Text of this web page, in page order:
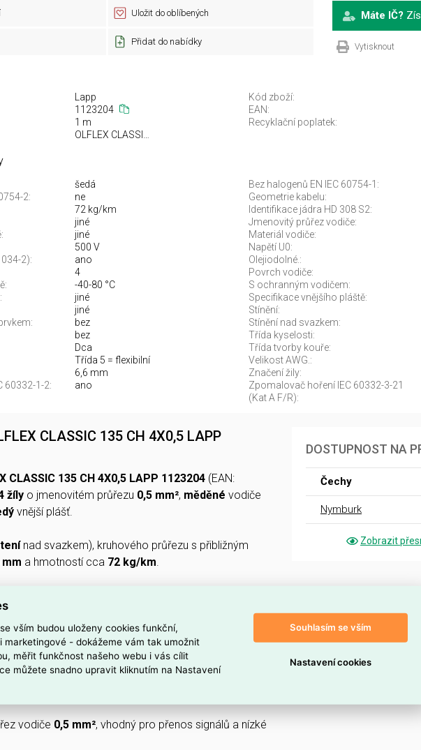
Uložit do oblíbených
Přidat do nabídky
Máte IČ?
Vytisknout
Lapp Kód zboží:
1123204 EAN:
1 m Recyklační poplatek:
šedá Bez halogenů EN IEC 60754-1:
2:
ne Geometrie kabelu:
72 kg/km Identifikace jádra HD 308 S2:
jiné Jmenovitý průřez vodiče:
jiné Materiál vodiče:
500 V Napětí U0:
2):
ano Olejiodolné.:
4 Povrch vodiče:
-40-80 °C S ochranným vodičem:
jiné Specifikace vnějšího pláště:
jiné Stínění:
bez Stínění nad svazkem:
bez Třída kyselosti:
Dca Třída tvorby kouře:
Třída 5 = flexibilní Velikost AWG.:
6,6 mm Značení žily:
60332-1-2:
ano
Zpomalovač hoření IEC 60332-3-21
(Kat A F/R):
CLASSIC 135 CH 4X0,5 LAPP
CLASSIC 135 CH 4X0,5 LAPP 1123204 (EAN:
žíly o jmenovitém průřezu 0,5 mm², měděné vodiče
vnější plášť.
nad svazkem), kruhového průřezu s přibližným
mm a hmotností cca 72 kg/km.
bez halogenů
a třídou reakce
KABEL?
řady
vodiče 0,5 mm², vhodný pro přenos signálů a nízké
DOSTUPNOST NA
Čechy
Nymburk
Zobrazit
vším budou uloženy cookies funkční,
marketingové - dokážeme vám tak umožnit
měřit funkčnost našeho webu i vás cílit
můžete snadno upravit kliknutím na Nastavení
Souhlasím se vším
Nastavení cookies